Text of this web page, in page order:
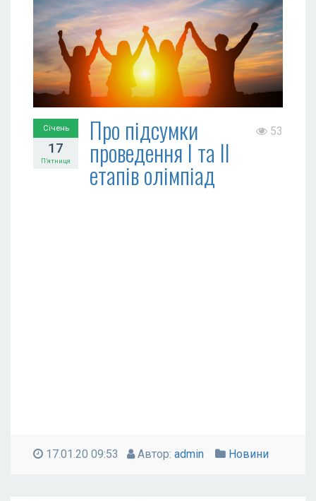
Січень
17
П’ятниця
Про підсумки
проведення І та ІІ
етапів олімпіад
53
17.01.20 09:53 Автор: admin Новини